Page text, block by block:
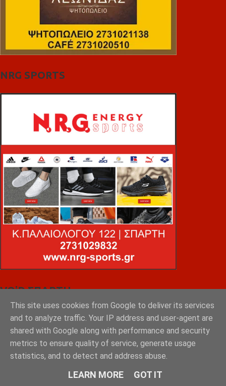
NRG SPORTS
VOiD ΣΠΑΡΤΗ
This site uses cookies from Google to deliver its services
and to analyze traffic. Your IP address and user-agent are
shared with Google along with performance and security
metrics to ensure quality of service, generate usage
statistics, and to detect and address abuse.
LEARN MORE GOT IT